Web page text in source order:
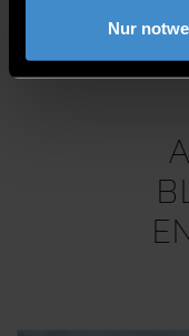
Nur
BEITRAG TEILEN